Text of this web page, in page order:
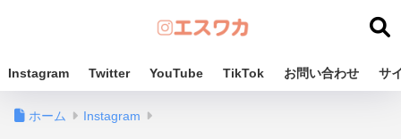
Instagram Twitter YouTube TikTok お問い合わせ サ
ホーム Instagram